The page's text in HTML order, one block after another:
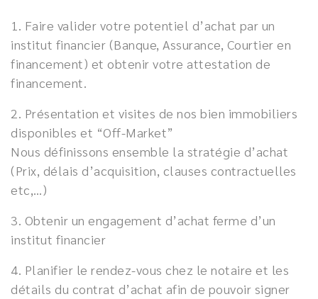
1. Faire valider votre potentiel d’achat par un
institut financier (Banque, Assurance, Courtier en
financement) et obtenir votre attestation de
financement.
2. Présentation et visites de nos bien immobiliers
disponibles et “Off-Market”
Nous définissons ensemble la stratégie d’achat
(Prix, délais d’acquisition, clauses contractuelles
etc,…)
3. Obtenir un engagement d’achat ferme d’un
institut financier
4. Planifier le rendez-vous chez le notaire et les
détails du contrat d’achat afin de pouvoir signer